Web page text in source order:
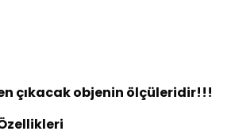
çıkacak objenin ölçüleridir!!!